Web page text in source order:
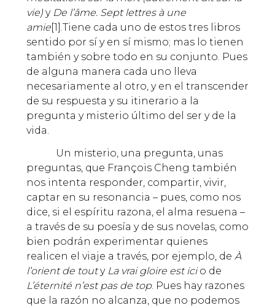
vie) y De l’âme. Sept lettres à une
amie[1].Tiene cada uno de estos tres libros
sentido por sí y en sí mismo; mas lo tienen
también y sobre todo en su conjunto. Pues
de alguna manera cada uno lleva
necesariamente al otro, y en el transcender
de su respuesta y su itinerario a la
pregunta y misterio último del ser y de la
vida.
Un misterio, una pregunta, unas
preguntas, que François Cheng también
nos intenta responder, compartir, vivir,
captar en su resonancia – pues, como nos
dice, si el espíritu razona, el alma resuena –
a través de su poesía y de sus novelas, como
bien podrán experimentar quienes
realicen el viaje a través, por ejemplo, de À
l’orient de touty La vrai gloire est icio de
L’éternité n’est pas de top. Pues hay razones
que la razón no alcanza, que no podemos